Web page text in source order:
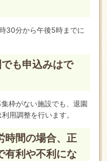
30分から午後5時までに
も申込みはで
枠がない施設でも、退園
用調整を行います。
時間の場合、正
有利や不利にな